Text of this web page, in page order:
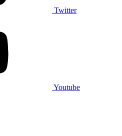
Twitter
Youtube